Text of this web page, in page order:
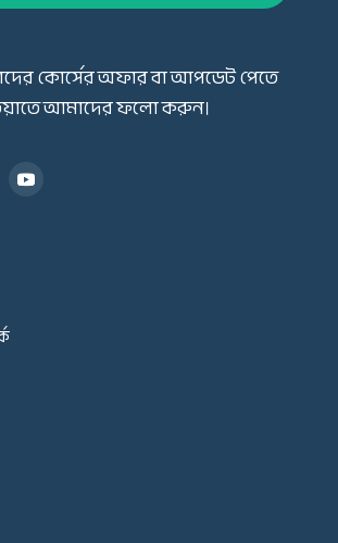
কোর্সের অফার বা আপডেট পেতে
আমাদের ফলো করুন।